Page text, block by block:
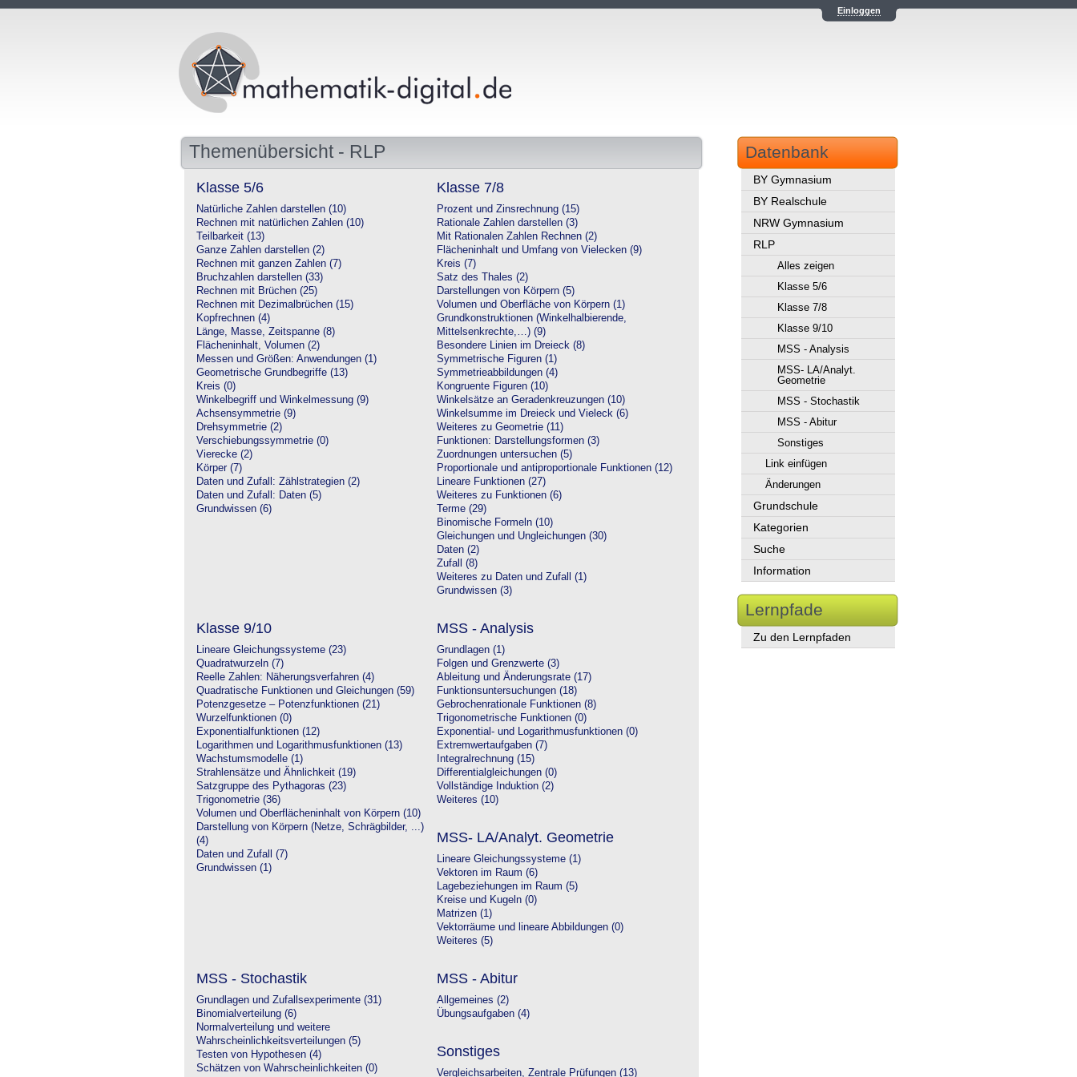
Einloggen
Themenübersicht - RLP
Klasse 5/6
Natürliche Zahlen darstellen (10)
Rechnen mit natürlichen Zahlen (10)
Teilbarkeit (13)
Ganze Zahlen darstellen (2)
Rechnen mit ganzen Zahlen (7)
Bruchzahlen darstellen (33)
Rechnen mit Brüchen (25)
Rechnen mit Dezimalbrüchen (15)
Kopfrechnen (4)
Länge, Masse, Zeitspanne (8)
Flächeninhalt, Volumen (2)
Messen und Größen: Anwendungen (1)
Geometrische Grundbegriffe (13)
Kreis (0)
Winkelbegriff und Winkelmessung (9)
Achsensymmetrie (9)
Drehsymmetrie (2)
Verschiebungssymmetrie (0)
Vierecke (2)
Körper (7)
Daten und Zufall: Zählstrategien (2)
Daten und Zufall: Daten (5)
Grundwissen (6)
Klasse 7/8
Prozent und Zinsrechnung (15)
Rationale Zahlen darstellen (3)
Mit Rationalen Zahlen Rechnen (2)
Flächeninhalt und Umfang von Vielecken (9)
Kreis (7)
Satz des Thales (2)
Darstellungen von Körpern (5)
Volumen und Oberfläche von Körpern (1)
Grundkonstruktionen (Winkelhalbierende,
Mittelsenkrechte,…) (9)
Besondere Linien im Dreieck (8)
Symmetrische Figuren (1)
Symmetrieabbildungen (4)
Kongruente Figuren (10)
Winkelsätze an Geradenkreuzungen (10)
Winkelsumme im Dreieck und Vieleck (6)
Weiteres zu Geometrie (11)
Funktionen: Darstellungsformen (3)
Zuordnungen untersuchen (5)
Proportionale und antiproportionale Funktionen (12)
Lineare Funktionen (27)
Weiteres zu Funktionen (6)
Terme (29)
Binomische Formeln (10)
Gleichungen und Ungleichungen (30)
Daten (2)
Zufall (8)
Weiteres zu Daten und Zufall (1)
Grundwissen (3)
Klasse 9/10
Lineare Gleichungssysteme (23)
Quadratwurzeln (7)
Reelle Zahlen: Näherungsverfahren (4)
Quadratische Funktionen und Gleichungen (59)
Potenzgesetze – Potenzfunktionen (21)
Wurzelfunktionen (0)
Exponentialfunktionen (12)
Logarithmen und Logarithmusfunktionen (13)
Wachstumsmodelle (1)
Strahlensätze und Ähnlichkeit (19)
Satzgruppe des Pythagoras (23)
Trigonometrie (36)
Volumen und Oberflächeninhalt von Körpern (10)
Darstellung von Körpern (Netze, Schrägbilder, ...)
(4)
Daten und Zufall (7)
Grundwissen (1)
MSS - Analysis
Grundlagen (1)
Folgen und Grenzwerte (3)
Ableitung und Änderungsrate (17)
Funktionsuntersuchungen (18)
Gebrochenrationale Funktionen (8)
Trigonometrische Funktionen (0)
Exponential- und Logarithmusfunktionen (0)
Extremwertaufgaben (7)
Integralrechnung (15)
Differentialgleichungen (0)
Vollständige Induktion (2)
Weiteres (10)
MSS- LA/Analyt. Geometrie
Lineare Gleichungssysteme (1)
Vektoren im Raum (6)
Lagebeziehungen im Raum (5)
Kreise und Kugeln (0)
Matrizen (1)
Vektorräume und lineare Abbildungen (0)
Weiteres (5)
MSS - Stochastik
Grundlagen und Zufallsexperimente (31)
Binomialverteilung (6)
Normalverteilung und weitere
Wahrscheinlichkeitsverteilungen (5)
Testen von Hypothesen (4)
Schätzen von Wahrscheinlichkeiten (0)
MSS - Abitur
Allgemeines (2)
Übungsaufgaben (4)
Sonstiges
Vergleichsarbeiten, Zentrale Prüfungen (13)
Datenbank
BY Gymnasium
BY Realschule
NRW Gymnasium
RLP
Alles zeigen
Klasse 5/6
Klasse 7/8
Klasse 9/10
MSS - Analysis
MSS- LA/Analyt.
Geometrie
MSS - Stochastik
MSS - Abitur
Sonstiges
Link einfügen
Änderungen
Grundschule
Kategorien
Suche
Information
Lernpfade
Zu den Lernpfaden